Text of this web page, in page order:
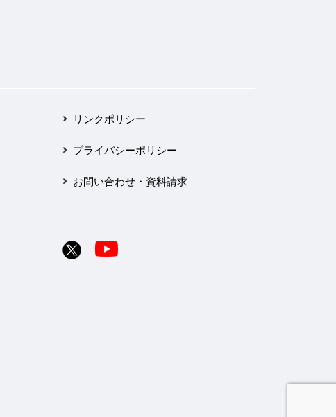
リンクポリシー
プライバシーポリシー
お問い合わせ・資料請求